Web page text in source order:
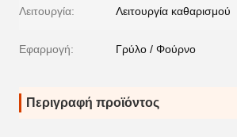
Λειτουργία: Λειτουργία καθαρισμού
Εφαρμογή: Γρύλο / Φούρνο
Περιγραφή προϊόντος